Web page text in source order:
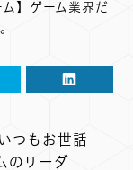
ム】ゲーム業界だ
つもお世話
のリーダ